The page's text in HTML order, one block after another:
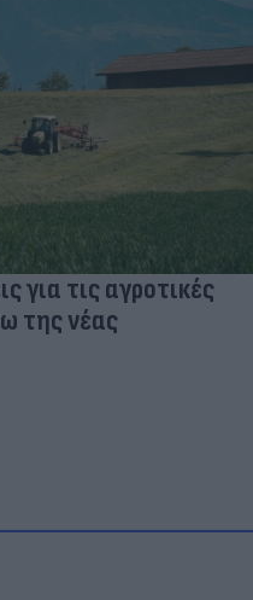
για τις αγροτικές
της νέας